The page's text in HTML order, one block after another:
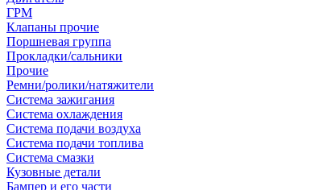
ГРМ
Клапаны прочие
Поршневая группа
Прокладки/сальники
Прочие
Ремни/ролики/натяжители
Система зажигания
Система охлаждения
Система подачи воздуха
Система подачи топлива
Система смазки
Кузовные детали
Бампер и его части